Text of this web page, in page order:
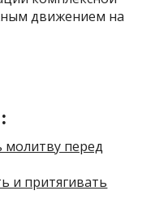
движением на
молитву перед
и притягивать